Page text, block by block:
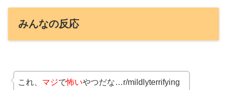
みんなの反応
これ、 マジで怖いやつだな…r/mildlyterrifying